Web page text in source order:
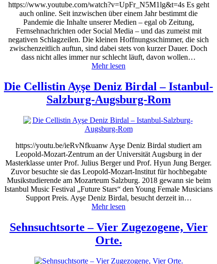
https://www.youtube.com/watch?v=UpFr_N5M1lg&t=4s Es geht
auch online. Seit inzwischen über einem Jahr bestimmt die
Pandemie die Inhalte unserer Medien – egal ob Zeitung,
Fernsehnachrichten oder Social Media – und das zumeist mit
negativen Schlagzeilen. Die kleinen Hoffnungsschimmer, die sich
zwischenzeitlich auftun, sind dabei stets von kurzer Dauer. Doch
dass nicht alles immer nur schlecht läuft, davon wollen…
Mehr lesen
Die Cellistin Ayşe Deniz Birdal – Istanbul-
Salzburg-Augsburg-Rom
https://youtu.be/ieRvNfkuanw Ayşe Deniz Birdal studiert am
Leopold-Mozart-Zentrum an der Universität Augsburg in der
Masterklasse unter Prof. Julius Berger und Prof. Hyun Jung Berger.
Zuvor besuchte sie das Leopold-Mozart-Institut für hochbegabte
Musikstudierende am Mozarteum Salzburg. 2018 gewann sie beim
Istanbul Music Festival „Future Stars“ den Young Female Musicians
Support Preis. Ayşe Deniz Birdal, besucht derzeit in…
Mehr lesen
Sehnsuchtsorte – Vier Zugezogene, Vier
Orte.